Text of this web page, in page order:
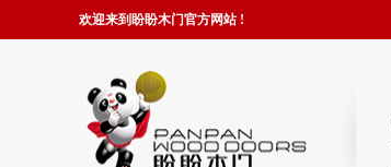
欢迎来到盼盼木门官方网站 !